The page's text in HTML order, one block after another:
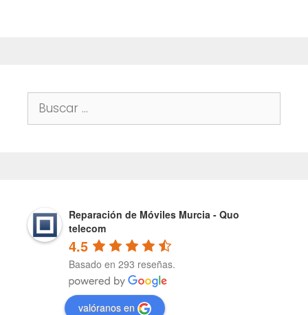
Buscar:
Reparación de Móviles Murcia - Quo
telecom
4.5
Basado en 293 reseñas.
valóranos en